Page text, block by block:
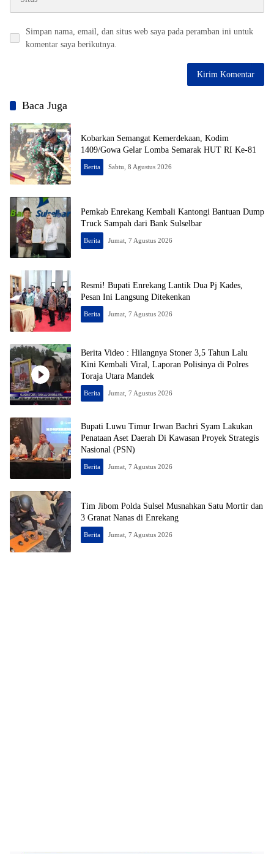
Simpan nama, email, dan situs web saya pada peramban ini untuk
komentar saya berikutnya.
Baca Juga
Kobarkan Semangat Kemerdekaan, Kodim
1409/Gowa Gelar Lomba Semarak HUT RI Ke-81
Berita Sabtu, 8 Agustus 2026
Pemkab Enrekang Kembali Kantongi Bantuan Dump
Truck Sampah dari Bank Sulselbar
Berita Jumat, 7 Agustus 2026
Resmi! Bupati Enrekang Lantik Dua Pj Kades,
Pesan Ini Langsung Ditekenkan
Berita Jumat, 7 Agustus 2026
Berita Video : Hilangnya Stoner 3,5 Tahun Lalu
Kini Kembali Viral, Laporan Polisinya di Polres
Toraja Utara Mandek
Berita Jumat, 7 Agustus 2026
Bupati Luwu Timur Irwan Bachri Syam Lakukan
Penataan Aset Daerah Di Kawasan Proyek Strategis
Nasional (PSN)
Berita Jumat, 7 Agustus 2026
Tim Jibom Polda Sulsel Musnahkan Satu Mortir dan
3 Granat Nanas di Enrekang
Berita Jumat, 7 Agustus 2026